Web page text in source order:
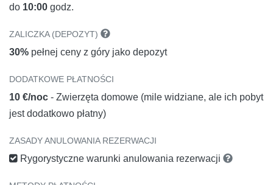
do 10:00 godz.
ZALICZKA (DEPOZYT)
30% pełnej ceny z góry jako depozyt
DODATKOWE PŁATNOŚCI
10 €/noc - Zwierzęta domowe (mile widziane, ale ich pobyt
jest dodatkowo płatny)
ZASADY ANULOWANIA REZERWACJI
Rygorystyczne warunki anulowania rezerwacji